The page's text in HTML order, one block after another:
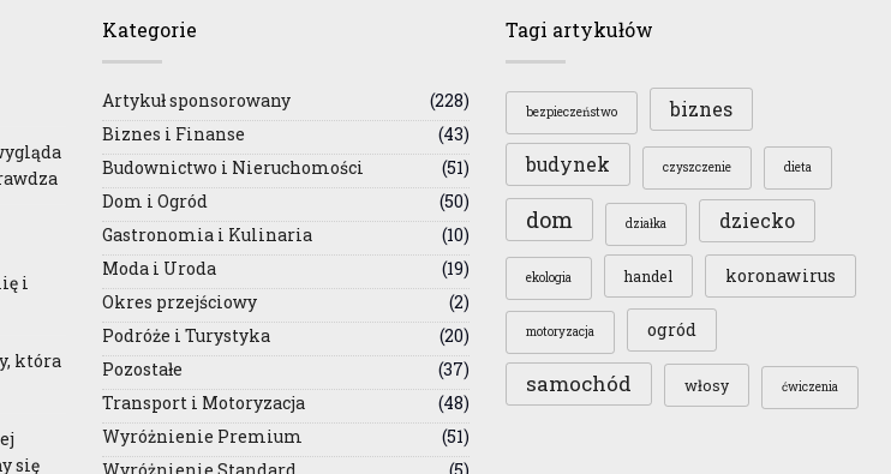
i
która
się
Kategorie
Artykuł sponsorowany
(228)
Biznes i Finanse
(43)
Budownictwo i Nieruchomości
(51)
Dom i Ogród
(50)
Gastronomia i Kulinaria
(10)
Moda i Uroda
(19)
Okres przejściowy
(2)
Podróże i Turystyka
(20)
Pozostałe
(37)
Transport i Motoryzacja
(48)
Wyróżnienie Premium
(51)
Tagi artykułów
bezpieczeństwo biznes
budynek czyszczenie dieta
dom działka dziecko
ekologia handel koronawirus
motoryzacja ogród
samochód włosy ćwiczenia